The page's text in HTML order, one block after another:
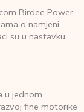
Birdee Power
o namjeni,
su u nastavku
u jednom
fine motorike